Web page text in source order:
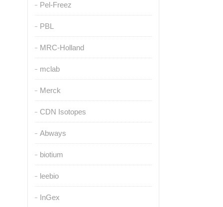
Pel-Freez
PBL
MRC-Holland
mclab
Merck
CDN Isotopes
Abways
biotium
leebio
InGex